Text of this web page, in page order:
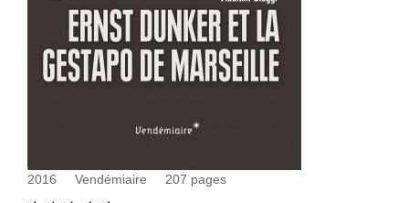
2016 Vendémiaire 207 pages